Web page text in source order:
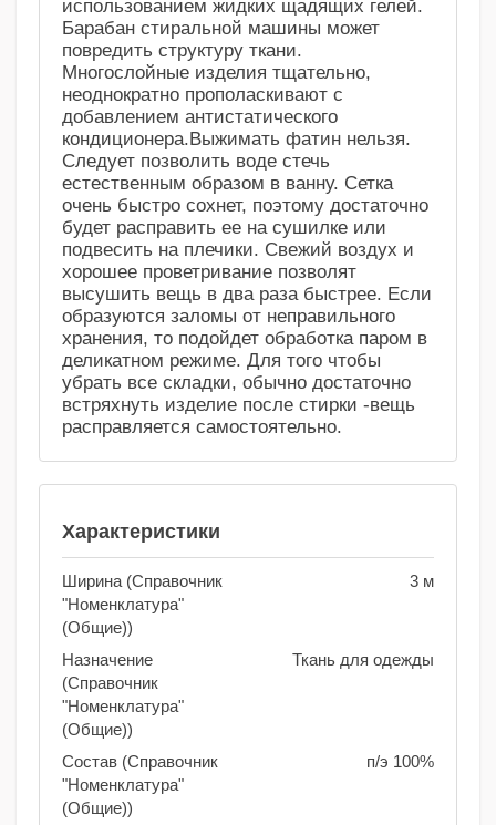
использованием жидких щадящих гелей.
Барабан стиральной машины может
повредить структуру ткани.
Многослойные изделия тщательно,
неоднократно прополаскивают с
добавлением антистатического
кондиционера.Выжимать фатин нельзя.
Следует позволить воде стечь
естественным образом в ванну. Сетка
очень быстро сохнет, поэтому достаточно
будет расправить ее на сушилке или
подвесить на плечики. Свежий воздух и
хорошее проветривание позволят
высушить вещь в два раза быстрее. Если
образуются заломы от неправильного
хранения, то подойдет обработка паром в
деликатном режиме. Для того чтобы
убрать все складки, обычно достаточно
встряхнуть изделие после стирки -вещь
расправляется самостоятельно.
Характеристики
Ширина (Справочник
"Номенклатура"
(Общие))
3 м
Назначение
(Справочник
"Номенклатура"
(Общие))
Ткань для одежды
Состав (Справочник
"Номенклатура"
(Общие))
п/э 100%